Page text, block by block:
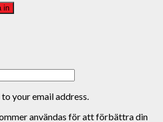
in
your email address.
användas för att förbättra din